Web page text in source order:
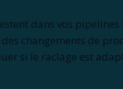
dans vos
changements de
si le raclage est